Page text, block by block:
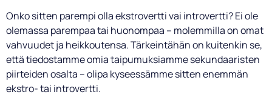
Onko sitten parempi olla ekstrovertti vai introvertti? Ei ole
olemassa parempaa tai huonompaa – molemmilla on omat
vahvuudet ja heikkoutensa. Tärkeintähän on kuitenkin se,
että tiedostamme omia taipumuksiamme sekundaaristen
piirteiden osalta – olipa kyseessämme sitten enemmän
ekstro- tai introvertti.